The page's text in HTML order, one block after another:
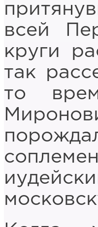
всей
круги
так
то